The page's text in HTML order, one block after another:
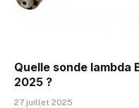
Quelle sonde lambda
2025 ?
27 juillet 2025